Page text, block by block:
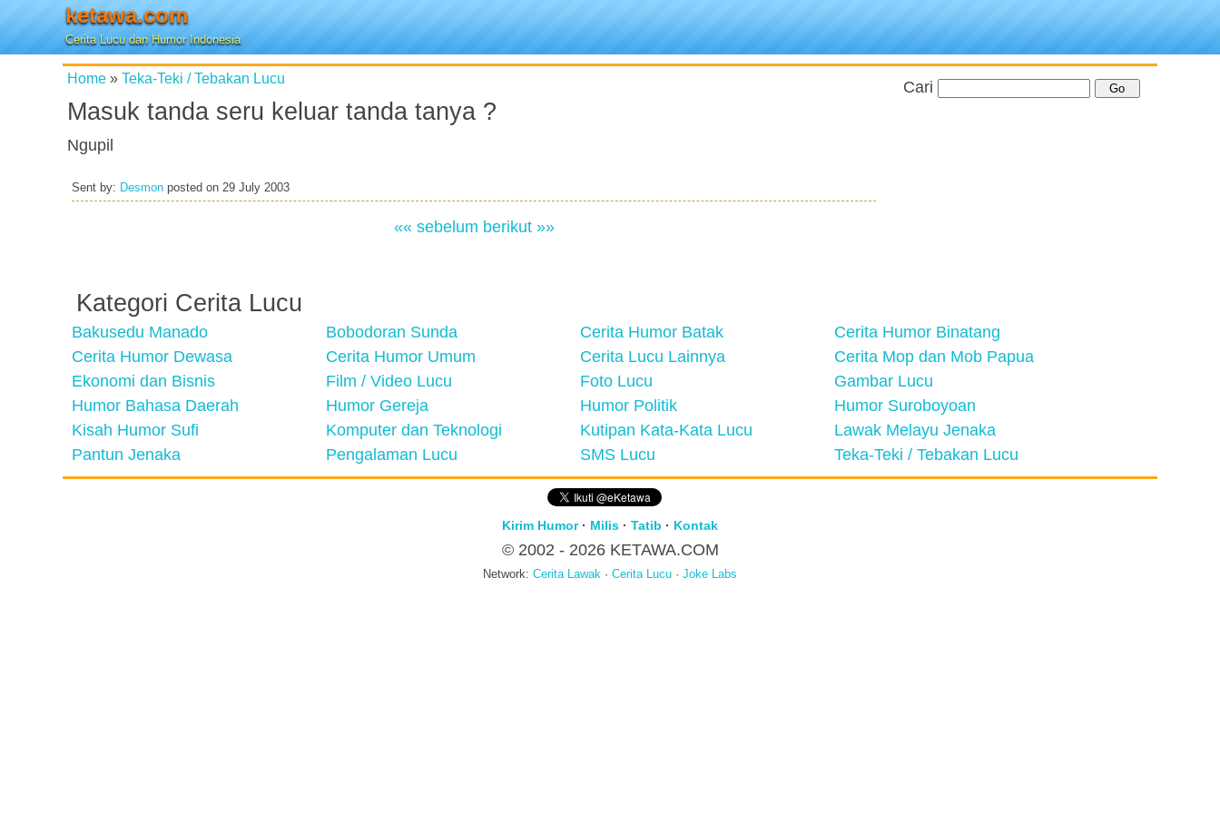
ketawa.com
Cerita Lucu dan Humor Indonesia
Home » Teka-Teki / Tebakan Lucu
Masuk tanda seru keluar tanda tanya ?
Ngupil
Sent by: Desmon posted on 29 July 2003
«« sebelum berikut »»
Cari
Kategori Cerita Lucu
Bakusedu Manado Bobodoran Sunda Cerita Humor Batak
Cerita Humor Binatang
Cerita Humor Dewasa
Cerita Humor Umum Cerita Lucu Lainnya
Cerita Mop dan Mob Papua
Ekonomi dan Bisnis
Film / Video Lucu Foto Lucu
Gambar Lucu
Humor Bahasa Daerah
Humor Gereja Humor Politik
Humor Suroboyoan
Kisah Humor Sufi
Komputer dan Teknologi Kutipan Kata-Kata Lucu
Lawak Melayu Jenaka
Pantun Jenaka
Pengalaman Lucu SMS Lucu Teka-Teki / Tebakan Lucu
Kirim Humor· Milis · Tatib · Kontak
© 2002 - 2026 KETAWA.COM
Network: Cerita Lawak · Cerita Lucu · Joke Labs